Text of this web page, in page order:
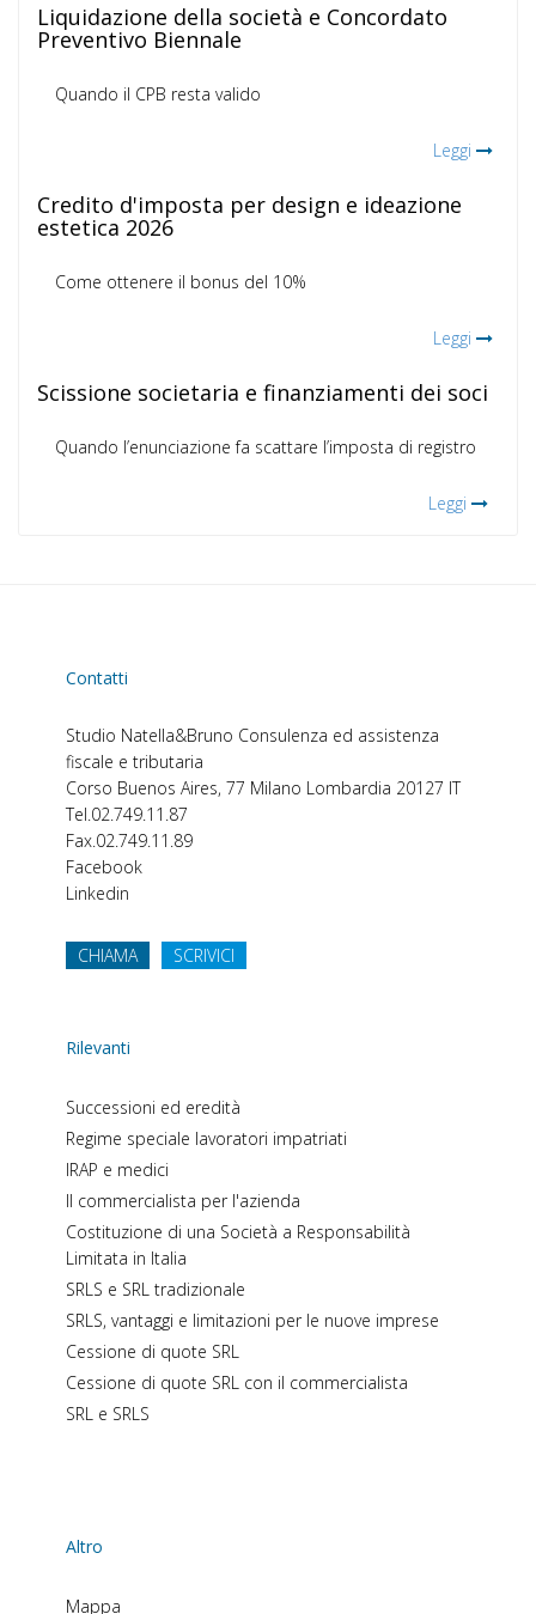
Liquidazione della società e Concordato
Preventivo Biennale
Quando il CPB resta valido
Leggi
Credito d'imposta per design e ideazione
estetica 2026
Come ottenere il bonus del 10%
Leggi
Scissione societaria e finanziamenti dei soci
Quando l’enunciazione fa scattare l’imposta di registro
Leggi
Contatti
Studio Natella&Bruno Consulenza ed assistenza
fiscale e tributaria
Corso Buenos Aires, 77 Milano Lombardia 20127 IT
Tel.02.749.11.87
Fax.02.749.11.89
Facebook
Linkedin
CHIAMA SCRIVICI
Rilevanti
Successioni ed eredità
Regime speciale lavoratori impatriati
IRAP e medici
Il commercialista per l'azienda
Costituzione di una Società a Responsabilità
Limitata in Italia
SRLS e SRL tradizionale
SRLS, vantaggi e limitazioni per le nuove imprese
Cessione di quote SRL
Cessione di quote SRL con il commercialista
SRL e SRLS
Altro
Mappa